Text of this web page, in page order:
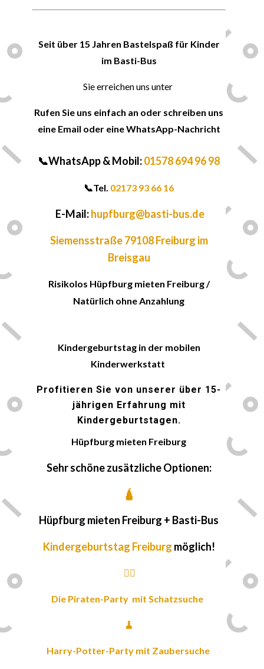
Seit über 15 Jahren Bastelspaß für Kinder
im Basti-Bus
Sie erreichen uns unter
Rufen Sie uns einfach an oder schreiben uns
eine Email oder eine WhatsApp-Nachricht
📞WhatsApp & Mobil:01578 694 96 98
📞Tel. 02173 93 66 16
E-Mail:hupfburg@basti-bus.de
Siemensstraße 79108 Freiburg im
Breisgau
Risikolos Hüpfburg mieten Freiburg/
Natürlich ohne Anzahlung
Kindergeburtstag in der mobilen
Kinderwerkstatt
Profitieren Sie von unserer über 15-
jährigen Erfahrung mit
Kindergeburtstagen.
Hüpfburg mieten Freiburg
Sehr schöne zusätzliche Optionen:
🛕
Hüpfburg mieten Freiburg + Basti-Bus
Kindergeburtstag Freiburg möglich!
🏴‍☠️
Die Piraten-Party mit Schatzsuche
🧹
Harry-Potter-Partymit Zaubersuche